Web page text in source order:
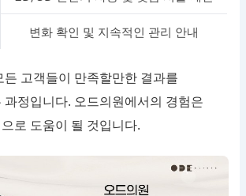
변화 확인 및 지속적인 관리 안내
든 고객들이 만족할만한 결과를
과정입니다. 오드의원에서의 경험은
로 도움이 될 것입니다.